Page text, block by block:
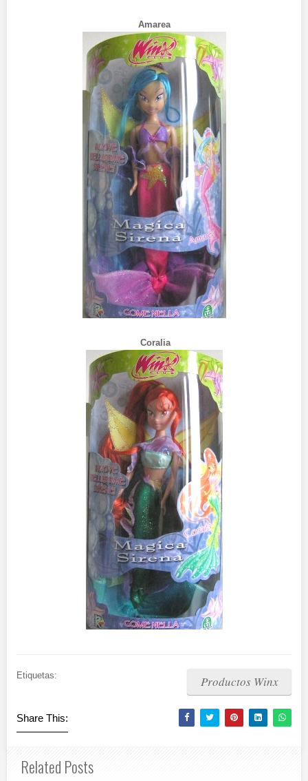
Amarea
Coralia
Etiquetas: Productos Winx
Share This:
Related Posts